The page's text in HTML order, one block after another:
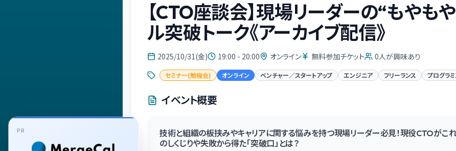
【CTO座談会】現場リーダーの“もやも
ル突破トーク《アーカイブ配信》
2025/10/31(金) 19:00 - 20:00 オンライン 無料参加チケット 0人が興味あり
セミナー(勉強会) オンライン ベンチャー／スタートアップ エンジニア フリーランス プログラ
イベント概要
技術と組織の板挟みやキャリアに関する悩みを持つ現場リーダー必見！現役CTOがこ
のしくじりや失敗から得た「突破口」とは？
PR